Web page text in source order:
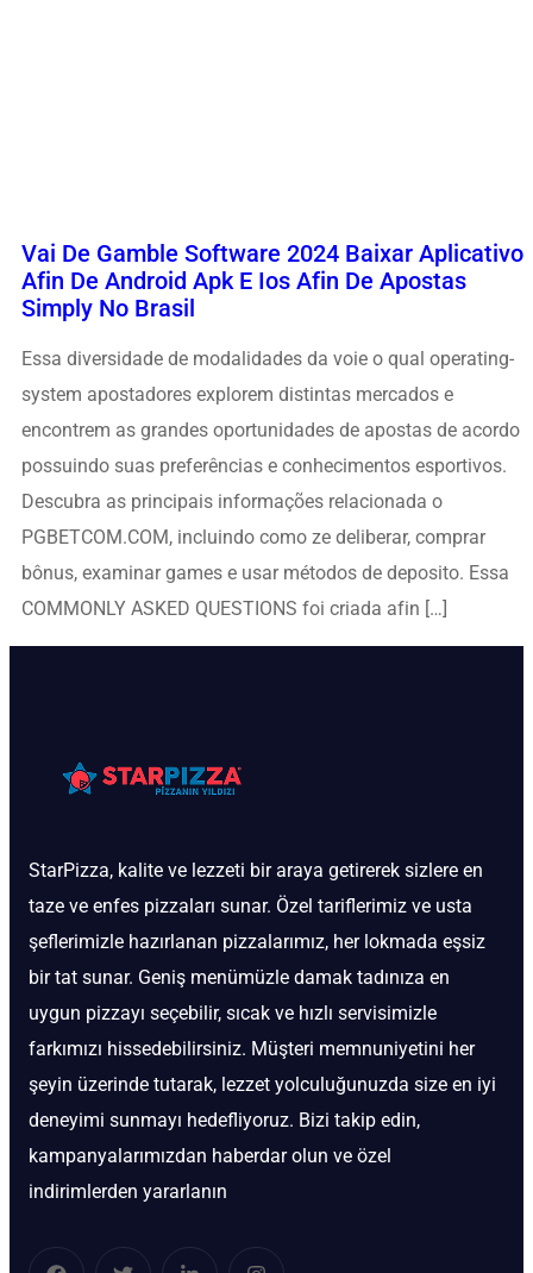
Vai De Gamble Software 2024 Baixar Aplicativo
Afin De Android Apk E Ios Afin De Apostas
Simply No Brasil
Essa diversidade de modalidades da voie o qual operating-
system apostadores explorem distintas mercados e
encontrem as grandes oportunidades de apostas de acordo
possuindo suas preferências e conhecimentos esportivos.
Descubra as principais informações relacionada o
PGBETCOM.COM, incluindo como ze deliberar, comprar
bônus, examinar games e usar métodos de deposito. Essa
COMMONLY ASKED QUESTIONS foi criada afin […]
StarPizza, kalite ve lezzeti bir araya getirerek sizlere en
taze ve enfes pizzaları sunar. Özel tariflerimiz ve usta
şeflerimizle hazırlanan pizzalarımız, her lokmada eşsiz
bir tat sunar. Geniş menümüzle damak tadınıza en
uygun pizzayı seçebilir, sıcak ve hızlı servisimizle
farkımızı hissedebilirsiniz. Müşteri memnuniyetini her
şeyin üzerinde tutarak, lezzet yolculuğunuzda size en iyi
deneyimi sunmayı hedefliyoruz. Bizi takip edin,
kampanyalarımızdan haberdar olun ve özel
indirimlerden yararlanın